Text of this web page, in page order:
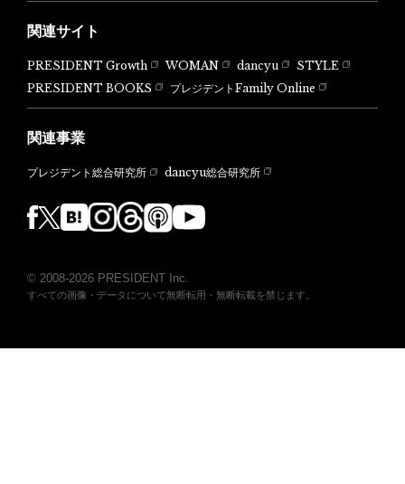
関連サイト
PRESIDENT Growth WOMAN dancyu
STYLE
PRESIDENT BOOKS
プレジデントFamily Online
関連事業
プレジデント総合研究所 dancyu総合研究所
© 2008-2026 PRESIDENT Inc.
すべての画像・データについて無断転用・無断転載を禁じます。